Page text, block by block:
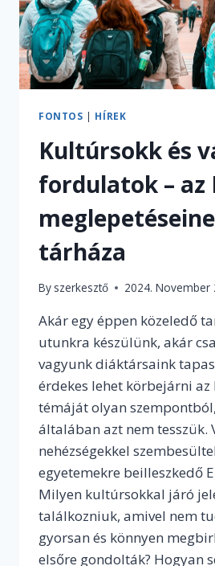
FONTOS | HÍREK
Kultúrsokk és
fordulatok – az
tárháza
By szerkesztő 2024. November
Akár egy éppen közeledő
utunkra készülünk, akár
vagyunk diáktársaink
érdekes lehet körbejárni az
témáját olyan
általában azt nem tesszük.
nehézségekkel
egyetemekre beilleszkedő
Milyen kultúrsokkal járó
találkozniuk, amivel nem
gyorsan és könnyen
elsőre gondolták? Hogyan